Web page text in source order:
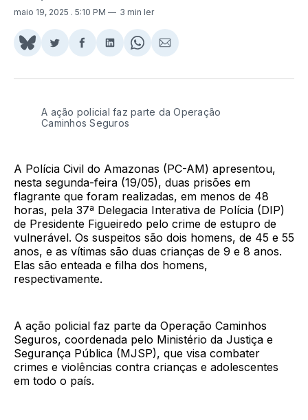
maio 19, 2025 . 5:10 PM 3 min ler
Share
BlueSky
Compartilhar
Twitter
Compartilhar
Facebook
Compartilhar
LinkedIn
Share
WhatsApp
Compartilhar
Email
A ação policial faz parte da Operação
Caminhos Seguros
A Polícia Civil do Amazonas (PC-AM) apresentou,
nesta segunda-feira (19/05), duas prisões em
flagrante que foram realizadas, em menos de 48
horas, pela 37ª Delegacia Interativa de Polícia (DIP)
de Presidente Figueiredo pelo crime de estupro de
vulnerável. Os suspeitos são dois homens, de 45 e 55
anos, e as vítimas são duas crianças de 9 e 8 anos.
Elas são enteada e filha dos homens,
respectivamente.
A ação policial faz parte da Operação Caminhos
Seguros, coordenada pelo Ministério da Justiça e
Segurança Pública (MJSP), que visa combater
crimes e violências contra crianças e adolescentes
em todo o país.